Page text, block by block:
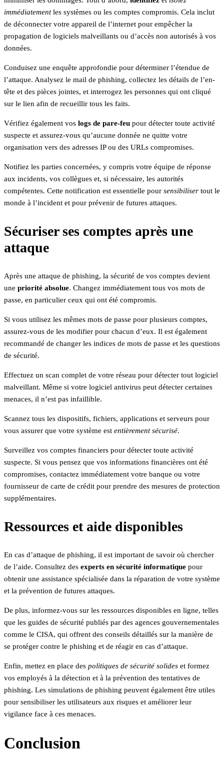
immédiatementles systèmes ou les comptes compromis. Cela inclut
de déconnecter votre appareil de l’internet pour empêcher la
propagation de logiciels malveillants ou d’accès non autorisés à vos
données.
Conduisez une enquête approfondie pour déterminer l’étendue de
l’attaque. Analysez le mail de phishing, collectez les détails de l’en-
tête et des pièces jointes, et interrogez les personnes qui ont cliqué
sur le lien afin de recueillir tous les faits.
Vérifiez également vos logs de pare-feu pour détecter toute activité
suspecte et assurez-vous qu’aucune donnée ne quitte votre
organisation vers des adresses IP ou des URLs compromises.
Notifiez les parties concernées, y compris votre équipe de réponse
aux incidents, vos collègues et, si nécessaire, les autorités
compétentes. Cette notification est essentielle pour sensibiliser tout le
monde à l’incident et pour prévenir de futures attaques.
Sécuriser ses comptes après une
attaque
Après une attaque de phishing, la sécurité de vos comptes devient
une priorité absolue. Changez immédiatement tous vos mots de
passe, en particulier ceux qui ont été compromis.
Si vous utilisez les mêmes mots de passe pour plusieurs comptes,
assurez-vous de les modifier pour chacun d’eux. Il est également
recommandé de changer les indices de mots de passe et les questions
de sécurité.
Effectuez un scan complet de votre réseau pour détecter tout logiciel
malveillant. Même si votre logiciel antivirus peut détecter certaines
menaces, il n’est pas infaillible.
Scannez tous les dispositifs, fichiers, applications et serveurs pour
vous assurer que votre système est entièrement sécurisé.
Surveillez vos comptes financiers pour détecter toute activité
suspecte. Si vous pensez que vos informations financières ont été
compromises, contactez immédiatement votre banque ou votre
fournisseur de carte de crédit pour prendre des mesures de protection
supplémentaires.
Ressources et aide disponibles
En cas d’attaque de phishing, il est important de savoir où chercher
de l’aide. Consultez des experts en sécurité informatique pour
obtenir une assistance spécialisée dans la réparation de votre système
et la prévention de futures attaques.
De plus, informez-vous sur les ressources disponibles en ligne, telles
que les guides de sécurité publiés par des agences gouvernementales
comme le CISA, qui offrent des conseils détaillés sur la manière de
se protéger contre le phishing et de réagir en cas d’attaque.
Enfin, mettez en place des politiques de sécurité solides et formez
vos employés à la détection et à la prévention des tentatives de
phishing. Les simulations de phishing peuvent également être utiles
pour sensibiliser les utilisateurs aux risques et améliorer leur
vigilance face à ces menaces.
Conclusion